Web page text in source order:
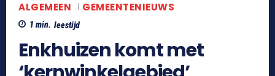
ALGEMEEN GEMEENTENIEUWS
1 min. leestijd
Enkhuizen komt met